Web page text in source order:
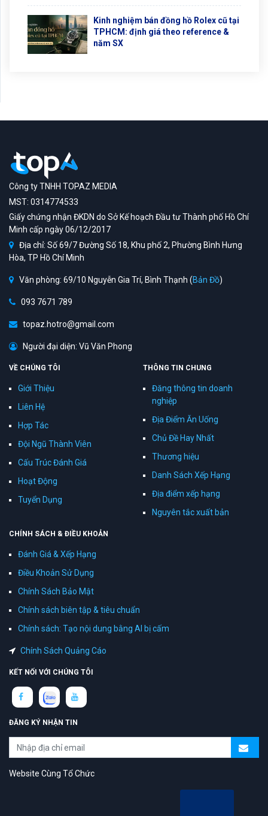
Kinh nghiệm bán đồng hồ Rolex cũ tại
TPHCM: định giá theo reference &
năm SX
Công ty TNHH TOPAZ MEDIA
MST: 0314774533
Giấy chứng nhận ĐKDN do Sở Kế hoạch Đầu tư Thành phố Hồ Chí
Minh cấp ngày 06/12/2017
Địa chỉ: Số 69/7 Đường Số 18, Khu phố 2, Phường Bình Hưng
Hòa, TP Hồ Chí Minh
Văn phòng: 69/10 Nguyễn Gia Trí, Bình Thạnh (Bản Đồ)
093 7671 789
topaz.hotro@gmail.com
Người đại diện: Vũ Văn Phong
VỀ CHÚNG TÔI
Giới Thiệu
Liên Hệ
Hợp Tác
Đội Ngũ Thành Viên
Cấu Trúc Đánh Giá
Hoạt Động
Tuyển Dụng
THÔNG TIN CHUNG
Đăng thông tin doanh
nghiệp
Địa Điểm Ăn Uống
Chủ Đề Hay Nhất
Thương hiệu
Danh Sách Xếp Hạng
Địa điểm xếp hạng
Nguyên tắc xuất bản
CHÍNH SÁCH & ĐIỀU KHOẢN
Đánh Giá & Xếp Hạng
Điều Khoản Sử Dụng
Chính Sách Bảo Mật
Chính sách biên tập & tiêu chuẩn
Chính sách: Tạo nội dung bằng AI bị cấm
Chính Sách Quảng Cáo
KẾT NỐI VỚI CHÚNG TÔI
ĐĂNG KÝ NHẬN TIN
Website Cùng Tổ Chức